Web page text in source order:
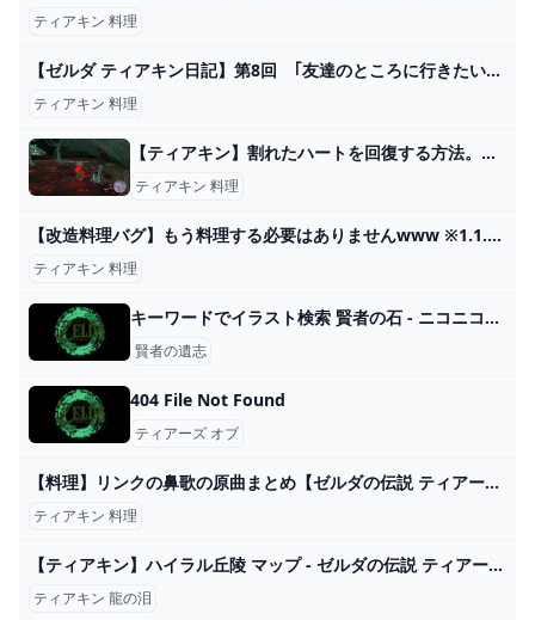
ティアキン 料理
【ゼルダ ティアキン日記】第8回 ｢友達のところに行きたいなぁ｣な、コログ族の運び方！ コロコロオンライン｜コロコロコミック公式
ティアキン 料理
【ティアキン】割れたハートを回復する方法。瘴気ダメージの回復について【ゼルダの伝説ティアーズオブザキングダム】
ティアキン 料理
【改造料理バグ】もう料理する必要はありませんwww ※1.1.2で修正「ゼルダの伝説 ティアキン」 - YouTube
ティアキン 料理
キーワードでイラスト検索 賢者の石 - ニコニコ静画
賢者の遺志
404 File Not Found
ティアーズ オブ
【料理】リンクの鼻歌の原曲まとめ【ゼルダの伝説 ティアーズオブザキングダム】ティアキン - YouTube
ティアキン 料理
【ティアキン】ハイラル丘陵 マップ - ゼルダの伝説 ティアーズオブザキングダム 攻略Wiki ティアキン ： ヘイグ攻略まとめWiki
ティアキン 龍の泪